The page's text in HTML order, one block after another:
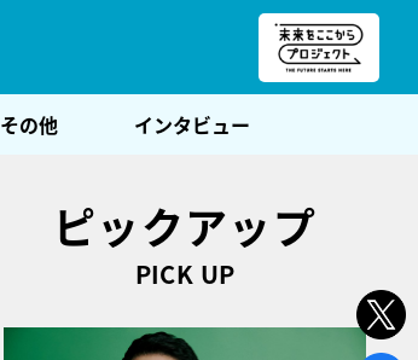
その他 インタビュー
ピックアップ
PICK UP